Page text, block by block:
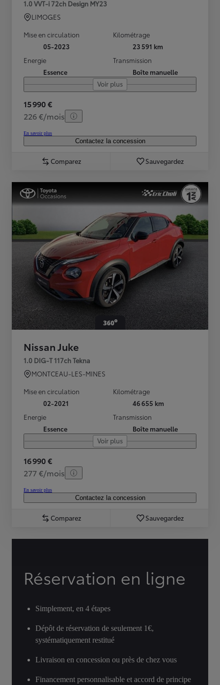
1.0 VVT-i 72ch Design MY23
LIMOGES
Mise en circulation
05-2023
Kilométrage
23 591 km
Energie
Essence
Transmission
Boîte manuelle
Voir plus
15 990 €
226 €/mois
En savoir plus
Contactez la concession
Comparez Sauvegardez
Nissan Juke
1.0 DIG-T 117ch Tekna
MONTCEAU-LES-MINES
Mise en circulation
02-2021
Kilométrage
46 655 km
Energie
Essence
Transmission
Boîte manuelle
Voir plus
16 990 €
277 €/mois
En savoir plus
Contactez la concession
Comparez Sauvegardez
Réservation en ligne
Simplement, en 4 étapes
Dépôt de réservation de seulement 1€,
systématiquement restitué
Livraison en concession ou près de chez vous
Financement personnalisable et accord de principe